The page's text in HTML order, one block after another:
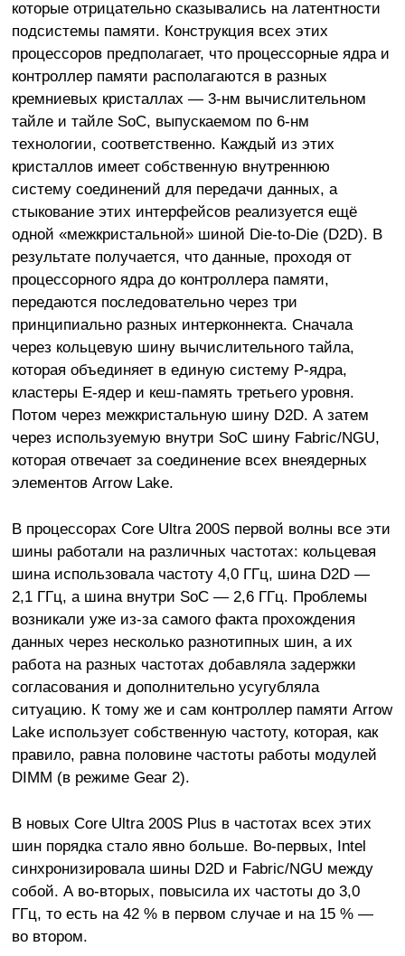
которые отрицательно сказывались на латентности
подсистемы памяти. Конструкция всех этих
процессоров предполагает, что процессорные ядра и
контроллер памяти располагаются в разных
кремниевых кристаллах — 3-нм вычислительном
тайле и тайле SoC, выпускаемом по 6-нм
технологии, соответственно. Каждый из этих
кристаллов имеет собственную внутреннюю
систему соединений для передачи данных, а
стыкование этих интерфейсов реализуется ещё
одной «межкристальной» шиной Die-to-Die (D2D). В
результате получается, что данные, проходя от
процессорного ядра до контроллера памяти,
передаются последовательно через три
принципиально разных интерконнекта. Сначала
через кольцевую шину вычислительного тайла,
которая объединяет в единую систему P-ядра,
кластеры E-ядер и кеш-память третьего уровня.
Потом через межкристальную шину D2D. А затем
через используемую внутри SoC шину Fabric/NGU,
которая отвечает за соединение всех внеядерных
элементов Arrow Lake.
В процессорах Core Ultra 200S первой волны все эти
шины работали на различных частотах: кольцевая
шина использовала частоту 4,0 ГГц, шина D2D —
2,1 ГГц, а шина внутри SoC — 2,6 ГГц. Проблемы
возникали уже из-за самого факта прохождения
данных через несколько разнотипных шин, а их
работа на разных частотах добавляла задержки
согласования и дополнительно усугубляла
ситуацию. К тому же и сам контроллер памяти Arrow
Lake использует собственную частоту, которая, как
правило, равна половине частоты работы модулей
DIMM (в режиме Gear 2).
В новых Core Ultra 200S Plus в частотах всех этих
шин порядка стало явно больше. Во-первых, Intel
синхронизировала шины D2D и Fabric/NGU между
собой. А во-вторых, повысила их частоты до 3,0
ГГц, то есть на 42 % в первом случае и на 15 % —
во втором.